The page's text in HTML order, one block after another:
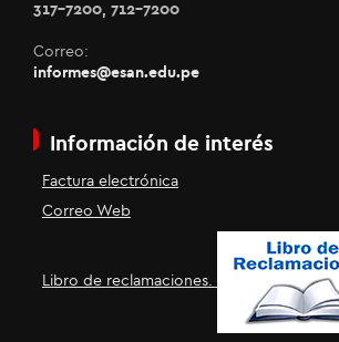
317-7200, 712-7200
Correo:
informes@esan.edu.pe
Información de interés
Factura electrónica
Correo Web
Libro de reclamaciones.